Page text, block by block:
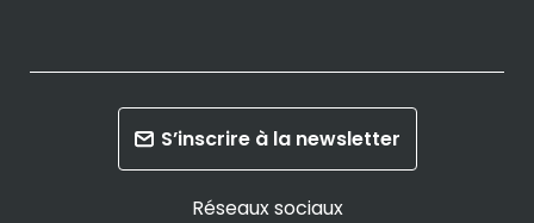
S’inscrire à la newsletter
Réseaux sociaux